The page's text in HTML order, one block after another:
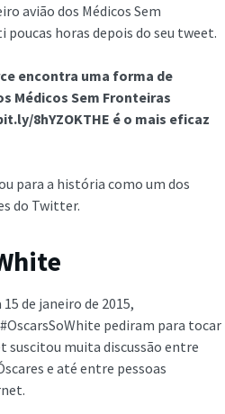
avião dos Médicos Sem
horas depois do seu tweet.
encontra uma forma de
Médicos Sem Fronteiras
8hYZOKTHE é o mais eficaz
para a história como um dos
do Twitter.
de janeiro de 2015,
pediram para tocar
suscitou muita discussão entre
e até entre pessoas